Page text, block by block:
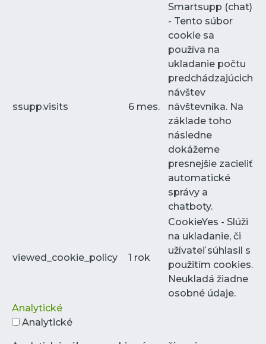
ssupp.visits 6 mes.
Smartsupp (chat)
- Tento súbor
cookie sa
používa na
ukladanie počtu
predchádzajúcich
návštev
návštevníka. Na
základe toho
následne
dokážeme
presnejšie zacieliť
automatické
správy a
chatboty.
viewed_cookie_policy 1 rok
CookieYes - Slúži
na ukladanie, či
užívateľ súhlasil s
použitím cookies.
Neukladá žiadne
osobné údaje.
Analytické
Analytické